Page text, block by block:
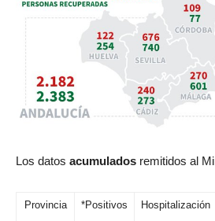
Los datos acumulados remitidos al
Provincia *Positivos
Hospitalización